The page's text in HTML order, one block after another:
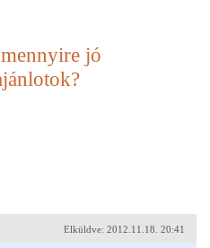
jó
Elküldve: 2012.11.18. 20:41